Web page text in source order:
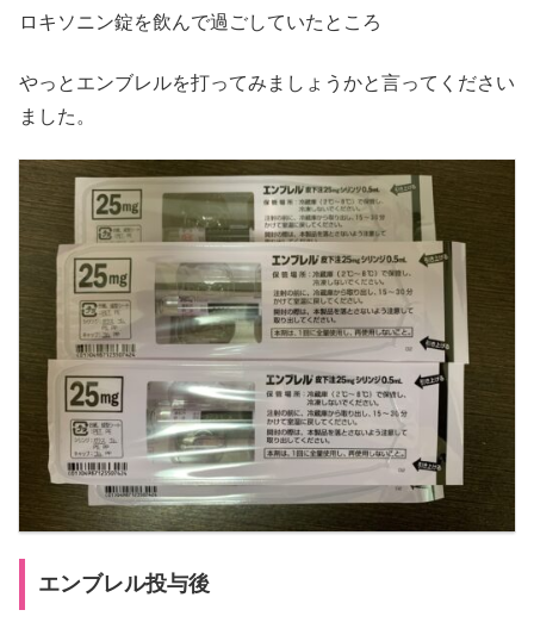
ロキソニン錠を飲んで過ごしていたところ
やっとエンブレルを打ってみましょうかと言ってください
ました。
エンブレル投与後